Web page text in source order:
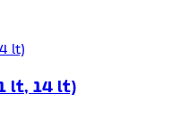
lt, 14 lt)